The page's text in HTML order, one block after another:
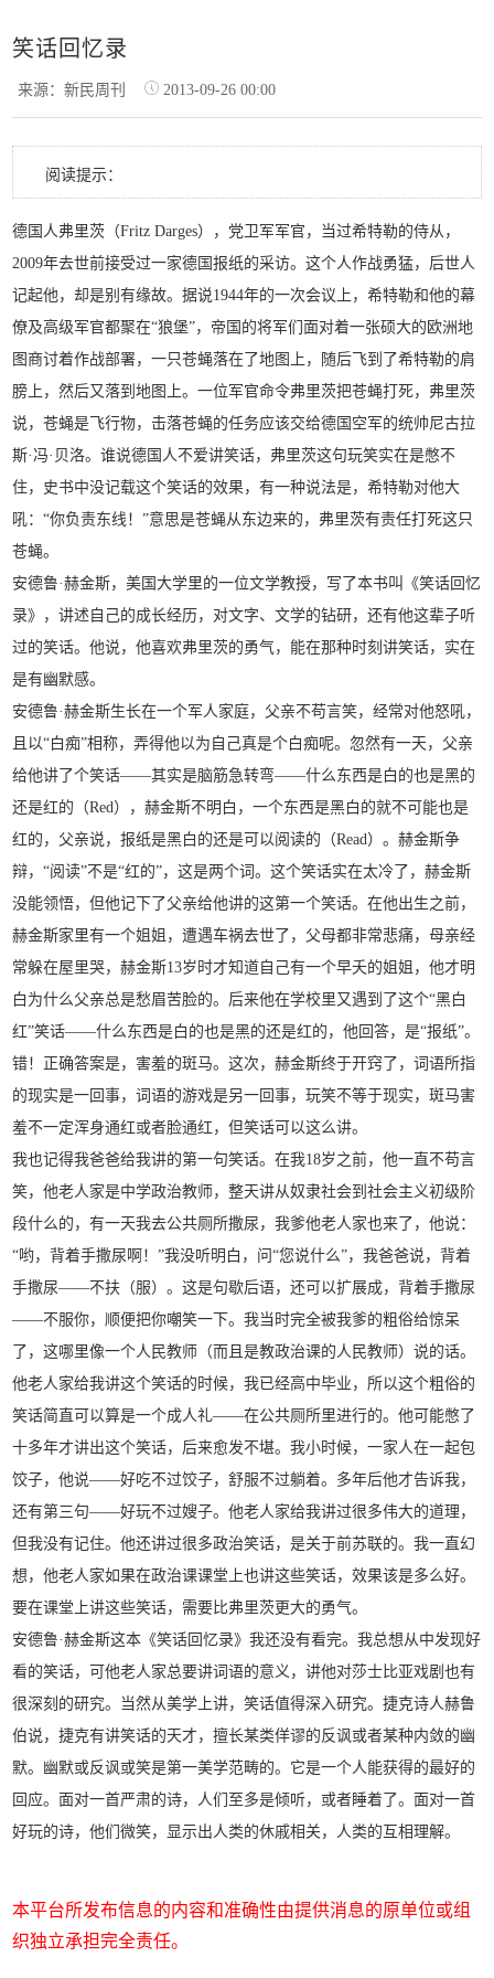
笑话回忆录
来源：新民周刊 2013-09-26 00:00
阅读提示：
德国人弗里茨（Fritz Darges），党卫军军官，当过希特勒的侍从，
2009年去世前接受过一家德国报纸的采访。这个人作战勇猛，后世人
记起他，却是别有缘故。据说1944年的一次会议上，希特勒和他的幕
僚及高级军官都聚在“狼堡”，帝国的将军们面对着一张硕大的欧洲地
图商讨着作战部署，一只苍蝇落在了地图上，随后飞到了希特勒的肩
膀上，然后又落到地图上。一位军官命令弗里茨把苍蝇打死，弗里茨
说，苍蝇是飞行物，击落苍蝇的任务应该交给德国空军的统帅尼古拉
斯·冯·贝洛。谁说德国人不爱讲笑话，弗里茨这句玩笑实在是憋不
住，史书中没记载这个笑话的效果，有一种说法是，希特勒对他大
吼：“你负责东线！”意思是苍蝇从东边来的，弗里茨有责任打死这只
苍蝇。
安德鲁·赫金斯，美国大学里的一位文学教授，写了本书叫《笑话回忆
录》，讲述自己的成长经历，对文字、文学的钻研，还有他这辈子听
过的笑话。他说，他喜欢弗里茨的勇气，能在那种时刻讲笑话，实在
是有幽默感。
安德鲁·赫金斯生长在一个军人家庭，父亲不苟言笑，经常对他怒吼，
且以“白痴”相称，弄得他以为自己真是个白痴呢。忽然有一天，父亲
给他讲了个笑话——其实是脑筋急转弯——什么东西是白的也是黑的
还是红的（Red），赫金斯不明白，一个东西是黑白的就不可能也是
红的，父亲说，报纸是黑白的还是可以阅读的（Read）。赫金斯争
辩，“阅读”不是“红的”，这是两个词。这个笑话实在太冷了，赫金斯
没能领悟，但他记下了父亲给他讲的这第一个笑话。在他出生之前，
赫金斯家里有一个姐姐，遭遇车祸去世了，父母都非常悲痛，母亲经
常躲在屋里哭，赫金斯13岁时才知道自己有一个早夭的姐姐，他才明
白为什么父亲总是愁眉苦脸的。后来他在学校里又遇到了这个“黑白
红”笑话——什么东西是白的也是黑的还是红的，他回答，是“报纸”。
错！正确答案是，害羞的斑马。这次，赫金斯终于开窍了，词语所指
的现实是一回事，词语的游戏是另一回事，玩笑不等于现实，斑马害
羞不一定浑身通红或者脸通红，但笑话可以这么讲。
我也记得我爸爸给我讲的第一句笑话。在我18岁之前，他一直不苟言
笑，他老人家是中学政治教师，整天讲从奴隶社会到社会主义初级阶
段什么的，有一天我去公共厕所撒尿，我爹他老人家也来了，他说：
“哟，背着手撒尿啊！”我没听明白，问“您说什么”，我爸爸说，背着
手撒尿——不扶（服）。这是句歇后语，还可以扩展成，背着手撒尿
——不服你，顺便把你嘲笑一下。我当时完全被我爹的粗俗给惊呆
了，这哪里像一个人民教师（而且是教政治课的人民教师）说的话。
他老人家给我讲这个笑话的时候，我已经高中毕业，所以这个粗俗的
笑话简直可以算是一个成人礼——在公共厕所里进行的。他可能憋了
十多年才讲出这个笑话，后来愈发不堪。我小时候，一家人在一起包
饺子，他说——好吃不过饺子，舒服不过躺着。多年后他才告诉我，
还有第三句——好玩不过嫂子。他老人家给我讲过很多伟大的道理，
但我没有记住。他还讲过很多政治笑话，是关于前苏联的。我一直幻
想，他老人家如果在政治课课堂上也讲这些笑话，效果该是多么好。
要在课堂上讲这些笑话，需要比弗里茨更大的勇气。
安德鲁·赫金斯这本《笑话回忆录》我还没有看完。我总想从中发现好
看的笑话，可他老人家总要讲词语的意义，讲他对莎士比亚戏剧也有
很深刻的研究。当然从美学上讲，笑话值得深入研究。捷克诗人赫鲁
伯说，捷克有讲笑话的天才，擅长某类佯谬的反讽或者某种内敛的幽
默。幽默或反讽或笑是第一美学范畴的。它是一个人能获得的最好的
回应。面对一首严肃的诗，人们至多是倾听，或者睡着了。面对一首
好玩的诗，他们微笑，显示出人类的休戚相关，人类的互相理解。
本平台所发布信息的内容和准确性由提供消息的原单位或组
织独立承担完全责任。